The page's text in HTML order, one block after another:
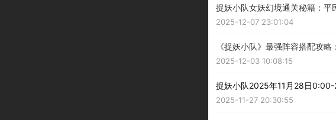
捉妖小队女妖幻境通关秘籍：平
2025-12-07 23:01:04
《捉妖小队》最强阵容搭配攻
2025-12-03 10:08:15
捉妖小队2025年11月28日
2025-11-27 20:30:55